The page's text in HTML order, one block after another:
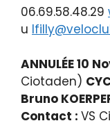
06.69.58.48.29
u
ANNULÉE10
Ciotaden)
Bruno
Contact : VS